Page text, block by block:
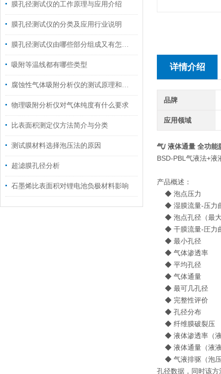
膜孔径测试仪的工作原理与应用介绍
膜孔径测试仪的分类及应用行业说明
膜孔径测试仪由哪些部分组成又有怎样的用途
吸附等温线都有哪些类型
腐蚀性气体吸附分析仪的测试原理和产品特性概述
物理吸附分析仪对气体纯度有什么要求
比表面积测定仪方法简介与分类
测试膜材料选择泡压法的原因
超滤膜孔径分析
石墨烯比表面积对锂电池负极材料影响
详情介绍
品牌
应用领域
气/ 液体通量 全功能
BSD-PBL气液法+液
产品概述：
◆ 泡点压力
◆ 湿膜流量-压力
◆ 泡点孔径（最
◆ 干膜流量-圧力
◆ 最小孔径
◆ 气体渗透率
◆ 平均孔径
◆ 气体通量
◆ 最可几孔径
◆ 完整性评价
◆ 孔径分布
◆ 纤维膜破裂压
◆ 液体渗透率（
◆ 液体通量（液
◆ 气液排驱（泡压
孔径数据，同时该